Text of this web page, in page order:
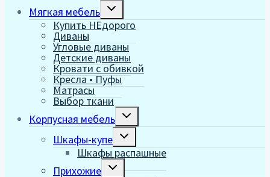
Мягкая мебель
Переключить
меню
Купить НЕдорого
Диваны
Угловые диваны
Детские диваны
Кровати с обивкой
Кресла • Пуфы
Матрасы
Выбор ткани
Корпусная мебель
Переключить
меню
Шкафы-купе
Переключить
меню
Шкафы распашные
Прихожие
Переключить
дочернее